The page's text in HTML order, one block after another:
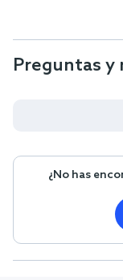
Preguntas y
¿No has